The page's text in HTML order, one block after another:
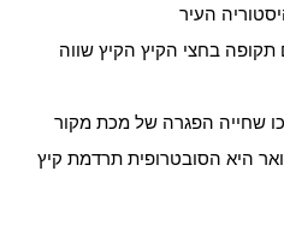
העיר
תקופה בחצי הקיץ הקיץ שווה
שחייה הפגרה של מכת מקור
היא הסובטרופית תרדמת קיץ